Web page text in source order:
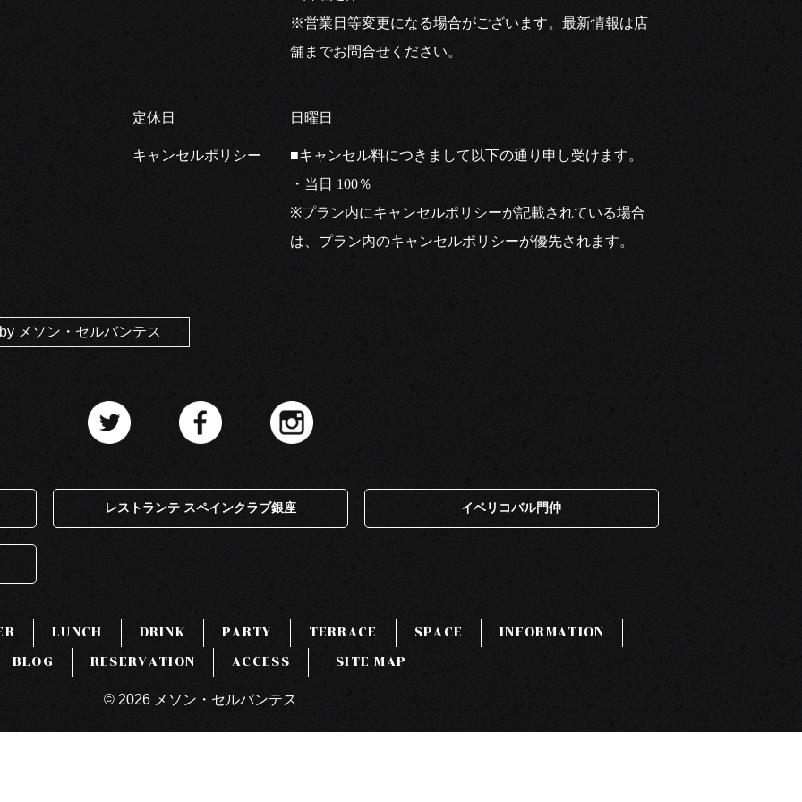
※営業日等変更になる場合がございます。最新情報は店
舗までお問合せください。
定休日 日曜日
キャンセルポリシー
■キャンセル料につきまして以下の通り申し受けます。
・当日 100％
※プラン内にキャンセルポリシーが記載されている場合
は、プラン内のキャンセルポリシーが優先されます。
メソン・セルバンテス
レストランテ スペインクラブ銀座 イベリコバル門仲
LUNCH DRINK PARTY TERRACE SPACE INFORMATION
BLOG RESERVATION ACCESS SITE MAP
© 2026 メソン・セルバンテス